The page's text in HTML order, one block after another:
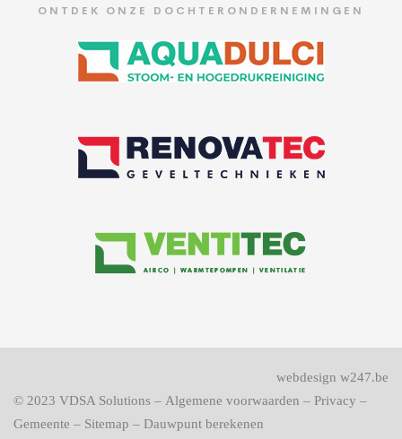
ONTDEK ONZE DOCHTERONDERNEMINGEN
© 2023 VDSA Solutions – Algemene voorwaarden – Privacy –
Gemeente – Sitemap – Dauwpunt berekenen
webdesign w247.be